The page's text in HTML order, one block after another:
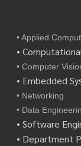
• Applied
•
• Computer
• Embedded
• Networking
• Data
• Software
• Department